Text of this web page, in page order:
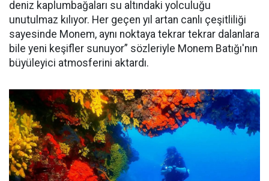
deniz kaplumbağaları su altındaki yolculuğu
unutulmaz kılıyor. Her geçen yıl artan canlı çeşitliliği
sayesinde Monem, aynı noktaya tekrar tekrar dalanlara
bile yeni keşifler sunuyor” sözleriyle Monem Batığı'nın
büyüleyici atmosferini aktardı.